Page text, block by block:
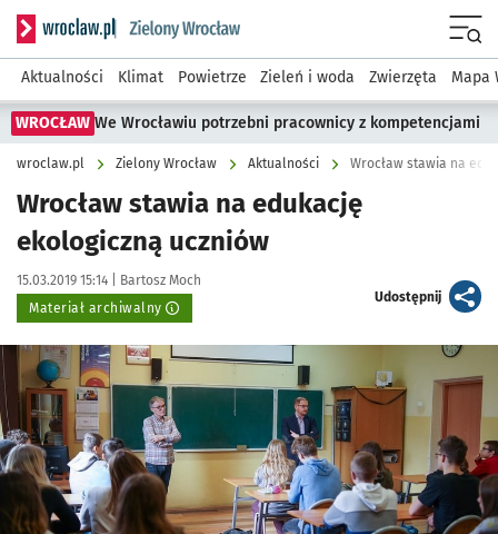
Serwis informacyjny wroclaw.pl podserwis: Środowisko we
Aktualności Klimat Powietrze Zieleń i woda Zwierzęta Mapa
WROCŁAW We Wrocławiu potrzebni pracownicy z kompetencjami
wroclaw.pl Zielony Wrocław Aktualności Wrocław stawia na
Wrocław stawia na edukację
ekologiczną uczniów
Data publikacji:
15.03.2019 15:14 | Autor:
Bartosz Moch
Materiał archiwalny
Udostępnijartykuł
Kliknij, aby powiększyć